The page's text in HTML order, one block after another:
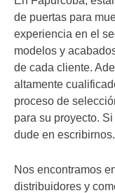
de puertas para
experiencia en el
modelos y
de cada cliente.
altamente
proceso de
para su proyecto.
dude en
Nos encontramos
distribuidores y